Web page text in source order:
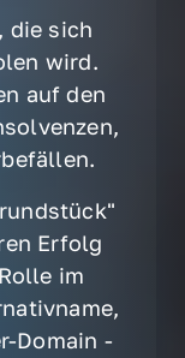
die sich
wird.
auf den
Erfolg
im
Domain -